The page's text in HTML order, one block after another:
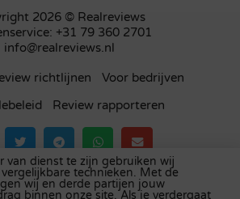
2026 © Realreviews
+31 79 360 2701
info@realreviews.nl
richtlijnen
Voor bedrijven
Review rapporteren
platform inhet Verenigd
van dienst te zijn gebruiken wij
technieken. Met de
wij en derde partijen jouw
binnen onze site. Als je verdergaat